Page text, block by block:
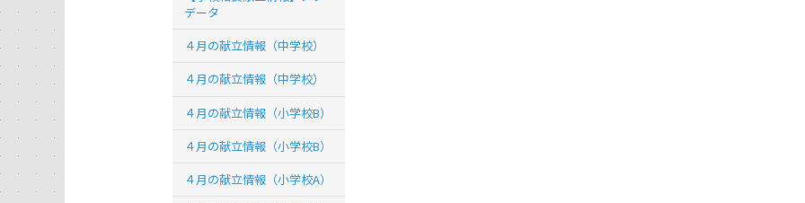
データ
４月の献立情報（中学校）
４月の献立情報（中学校）
４月の献立情報（小学校B）
４月の献立情報（小学校B）
４月の献立情報（小学校A）